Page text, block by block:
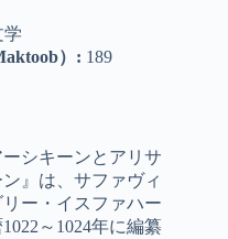
学
） : 189
ーシキーンとアリサ
』は、サファヴィ
ー・イスファハー
～1024年に編纂